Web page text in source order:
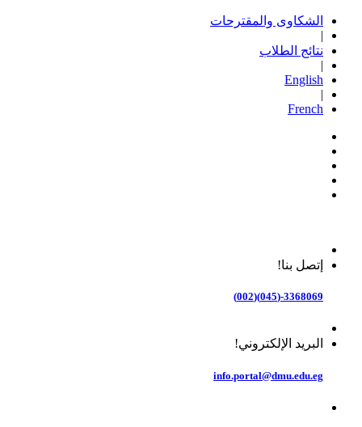
الشكاوى والمقترحات
|
نتائج الطلاب
|
English
|
French
إتصل بنا!
3368069-(045)(002)
البريد الإلكتروني!
info.portal@dmu.edu.eg